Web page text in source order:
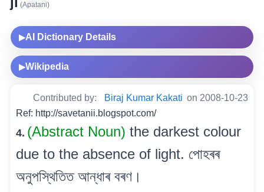
(Apatani)
▶AI Dictionary Details
▶Wikipedia
Contributed by: Biraj Kumar Kakati on 2008-10-23
Ref: http://savetanii.blogspot.com/
4. (Abstract Noun) the darkest colour
due to the absence of light. পোহৰৰ
অনুপস্থিতিত আন্ধাৰ বৰণ।